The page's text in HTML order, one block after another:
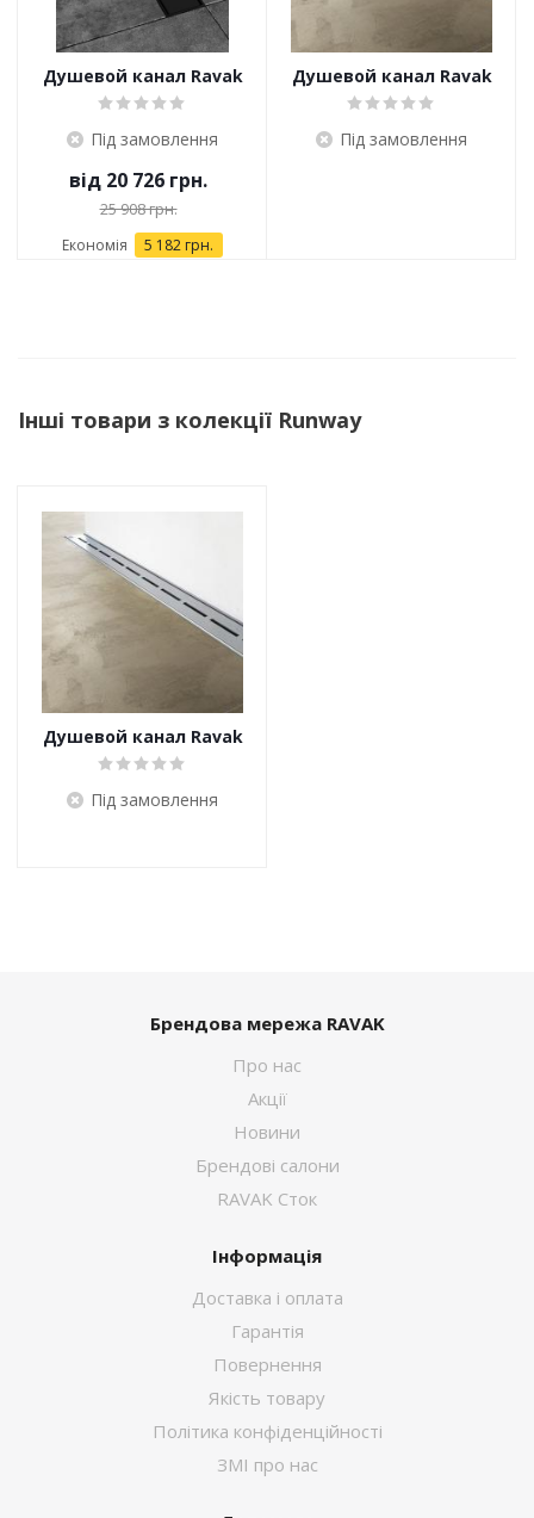
Душевой канал Ravak
Runway черный
Під замовлення
від 20 726 грн.
25 908 грн.
Економія 5 182 грн.
Душевой канал Ravak
OZW Runway
Під замовлення
Інші товари з колекції Runway
Душевой канал Ravak
OZW Runway
Під замовлення
Брендова мережа RAVAK
Про нас
Акції
Новини
Брендові салони
RAVAK Сток
Інформація
Доставка і оплата
Гарантія
Повернення
Якість товару
Політика конфіденційності
ЗМІ про нас